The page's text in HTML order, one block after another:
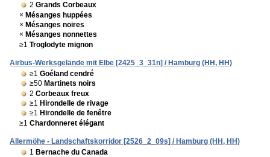
2 Grands Corbeaux
× Mésanges huppées
× Mésanges noires
× Mésanges nonnettes
≥1 Troglodyte mignon
Airbus-Werksgelände mit Elbe [2425_3_31n] / Hamburg (HH, HH)
≥1 Goéland cendré
≥50 Martinets noirs
2 Corbeaux freux
≥1 Hirondelle de rivage
≥1 Hirondelle de fenêtre
≥1 Chardonneret élégant
Allermöhe - Landschaftskorridor [2526_2_09s] / Hamburg (HH, HH)
1 Bernache du Canada